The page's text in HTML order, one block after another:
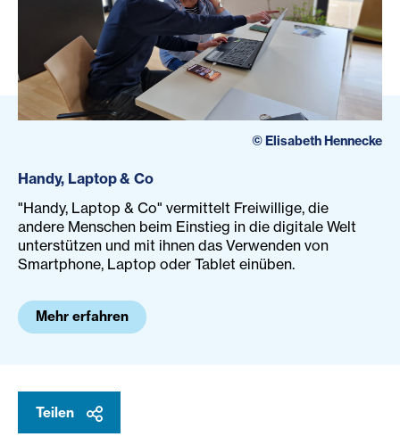
©Elisabeth Hennecke
Handy, Laptop & Co
"Handy, Laptop & Co" vermittelt Freiwillige, die
andere Menschen beim Einstieg in die digitale Welt
unterstützen und mit ihnen das Verwenden von
Smartphone, Laptop oder Tablet einüben.
Mehr erfahren
Teilen